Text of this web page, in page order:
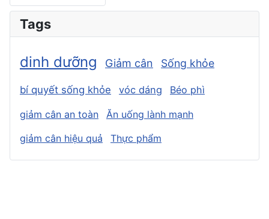
Tags
dinh dưỡng Giảm cân Sống khỏe
bí quyết sống khỏe vóc dáng Béo phì
giảm cân an toàn
Ăn uống lành mạnh
giảm cân hiệu quả
Thực phẩm